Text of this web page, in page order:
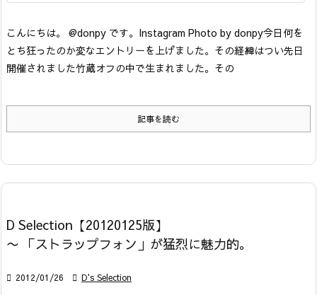
こんにちは。 @donpy です。 Instagram Photo by donpy今日何を
とち狂ったのか変なエントリーを上げました。その経緯はつい先日
開催されました竹蔵オフの中で生まれました。その
記事を読む
D Selection【20120125版】
〜 「ストラップフォン」が猛烈に魅力的。
 2012/01/26  D's Selection